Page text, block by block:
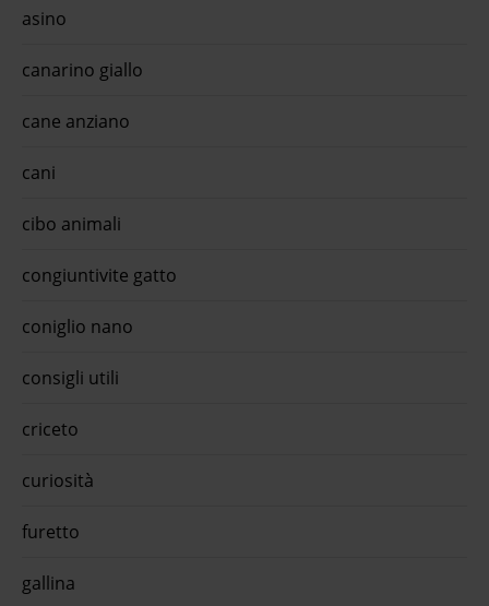
asino
canarino giallo
cane anziano
cani
cibo animali
congiuntivite gatto
coniglio nano
consigli utili
criceto
curiosità
furetto
gallina